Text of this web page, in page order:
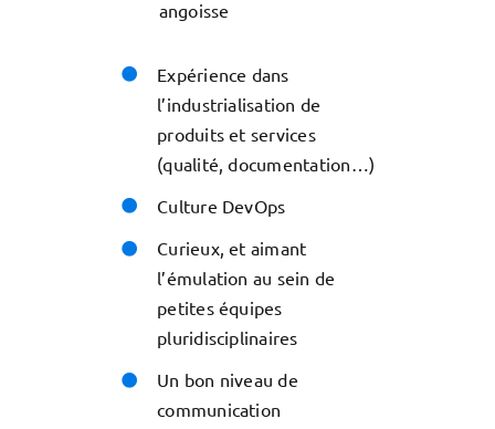
angoisse
Expérience dans
l’industrialisation de
produits et services
(qualité, documentation…)
Culture DevOps
Curieux, et aimant
l’émulation au sein de
petites équipes
pluridisciplinaires
Un bon niveau de
communication